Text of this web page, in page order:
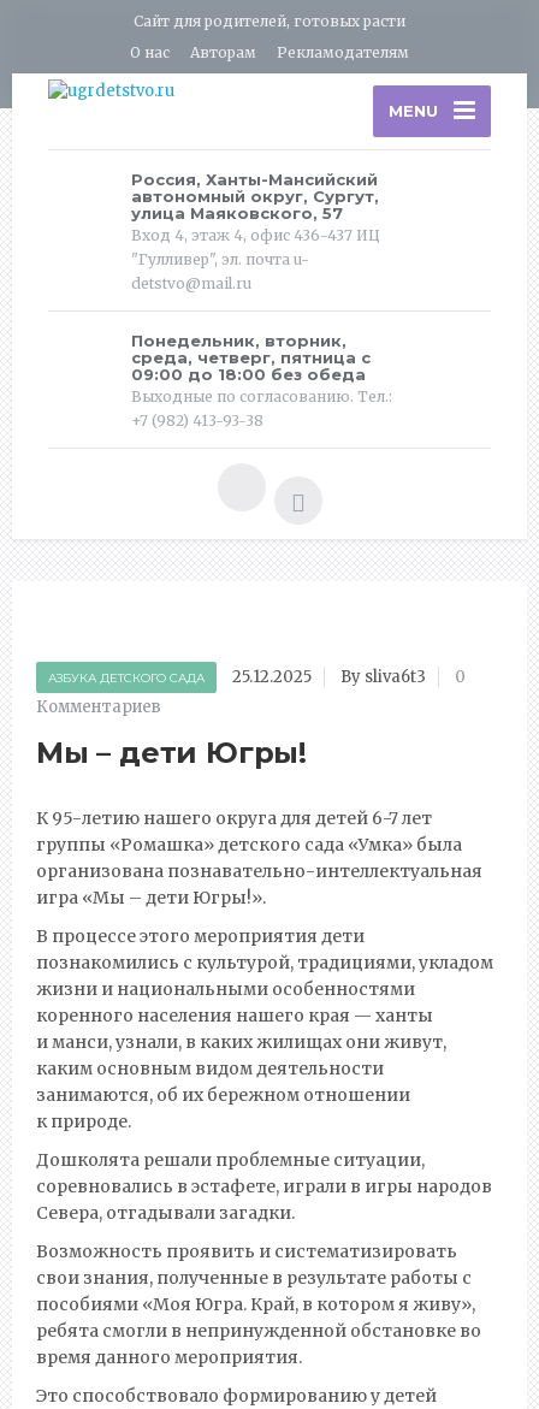
Сайт для родителей, готовых расти
О нас
Авторам Рекламодателям
MENU
Россия, Ханты-Мансийский
автономный округ, Сургут,
улица Маяковского, 57
Вход 4, этаж 4, офис 436-437 ИЦ
"Гулливер", эл. почта u-
detstvo@mail.ru
Понедельник, вторник,
среда, четверг, пятница с
09:00 до 18:00 без обеда
Выходные по согласованию. Тел.:
+7 (982) 413-93-38
АЗБУКА ДЕТСКОГО САДА 25.12.2025 By sliva6t3
0
Комментариев
Мы – дети Югры!
К 95-летию нашего округа для детей 6-7 лет
группы «Ромашка» детского сада «Умка» была
организована познавательно-интеллектуальная
игра «Мы – дети Югры!».
В процессе этого мероприятия дети
познакомились с культурой, традициями, укладом
жизни и национальными особенностями
коренного населения нашего края — ханты
и манси, узнали, в каких жилищах они живут,
каким основным видом деятельности
занимаются, об их бережном отношении
к природе.
Дошколята решали проблемные ситуации,
соревновались в эстафете, играли в игры народов
Севера, отгадывали загадки.
Возможность проявить и систематизировать
свои знания, полученные в результате работы с
пособиями «Моя Югра. Край, в котором я живу»,
ребята смогли в непринужденной обстановке во
время данного мероприятия.
Это способствовало формированию у детей